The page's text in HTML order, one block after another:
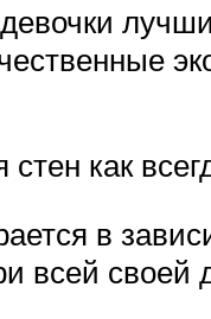
девочки
как
в
всей своей